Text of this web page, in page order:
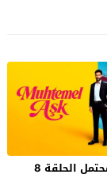
مسلسل حب محتمل الحلقة 8